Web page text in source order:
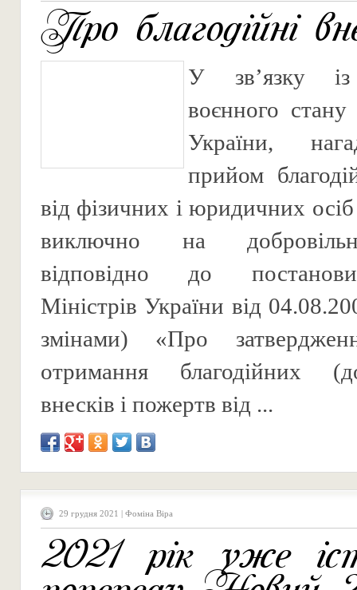
Про благодійні
У зв’язку із
воєнного стану
України,
прийом
від фізичних і юридичних осіб
виключно на
відповідно до
Міністрів України від
змінами) «Про
отримання благодійних
внесків і пожертв від ...
29 грудня 2021 | Фоміна Віра
2021 рік уже